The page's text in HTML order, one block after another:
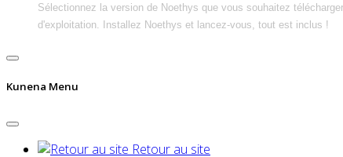
Sélectionnez la version de Noethys que vous souhaitez
d'exploitation. Installez Noethys et lancez-vous, tout est inclus !
Kunena Menu
Retour au site